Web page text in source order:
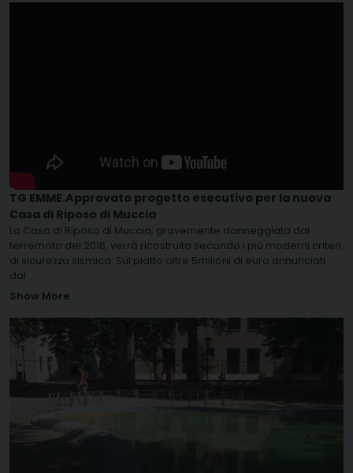
TG EMME.Approvato progetto esecutivo per la nuova
Casa di Riposo di Muccia
La Casa di Riposo di Muccia, gravemente danneggiata dal
terremoto del 2016, verrà ricostruita secondo i più moderni criteri
di sicurezza sismica. Sul piatto oltre 5milioni di euro annunciati
dal ...
Show More